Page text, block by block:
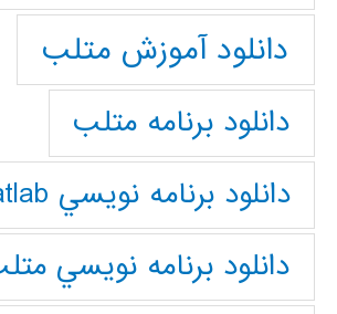
دانلود آموزش متلب
دانلود برنامه متلب
دانلود برنامه نويسي Matlab
دانلود برنامه نويسي